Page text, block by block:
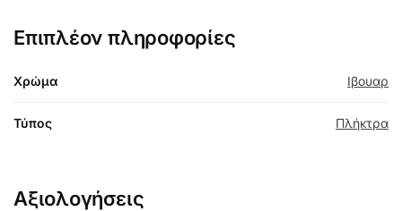
Επιπλέον πληροφορίες
Χρώμα Ιβουαρ
Τύπος Πλήκτρα
Αξιολογήσεις